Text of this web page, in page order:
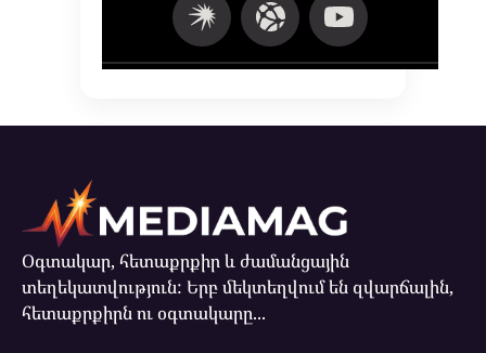
Օգտակար, հետաքրքիր և ժամանցային
տեղեկատվություն: Երբ մեկտեղվում են զվարճալին,
հետաքրքիրն ու օգտակարը...